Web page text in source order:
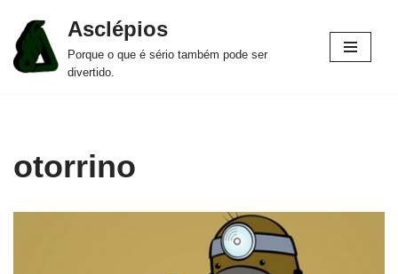
Pular
para
Asclépios
Porque o que é sério também pode ser
divertido.
otorrino